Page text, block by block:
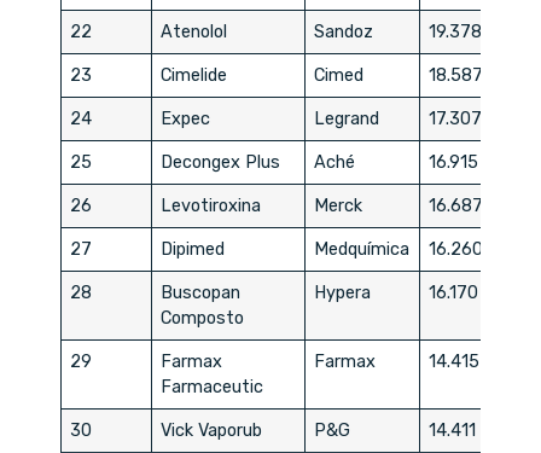
22 Atenolol Sandoz 19.378
23 Cimelide Cimed 18.587
24 Expec Legrand 17.307
25 Decongex Plus Aché 16.915
26 Levotiroxina Merck 16.687
27 Dipimed Medquímica 16.260
28
Buscopan
Composto
Hypera 16.170
29
Farmax
Farmaceutic
Farmax 14.415
30 Vick Vaporub P&G 14.411